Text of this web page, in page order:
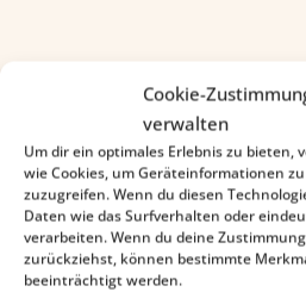
Cookie-
verwalten
Um dir ein optimales Erlebnis zu bieten,
wie Cookies, um Geräteinformationen
zuzugreifen. Wenn du diesen
Daten wie das Surfverhalten oder
verarbeiten. Wenn du deine
zurückziehst, können bestimmte
beeinträchtigt werden.